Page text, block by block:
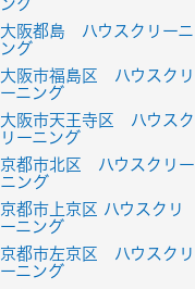
ング
大阪都島 ハウスクリーニ
ング
大阪市福島区 ハウスクリ
ーニング
大阪市天王寺区 ハウスク
リーニング
京都市北区 ハウスクリー
ニング
京都市上京区 ハウスクリ
ーニング
京都市左京区 ハウスクリ
ーニング